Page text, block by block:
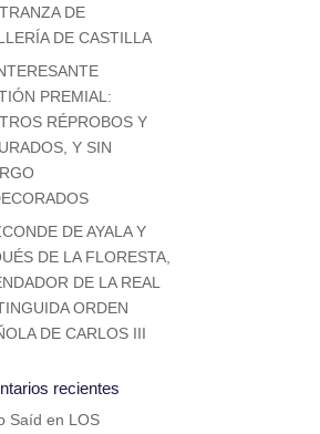
DE
DE CASTILLA
PREMIAL:
RÉPROBOS Y
Y SIN
DE AYALA Y
DE LA FLORESTA,
DE LA REAL
ORDEN
DE CARLOS III
recientes
Saíd en LOS